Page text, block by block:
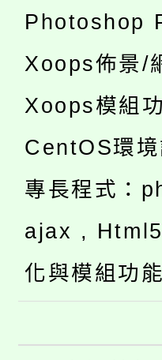
Photoshop
Xoops佈景/
Xoops模組
CentOS環
專長程式：
ajax ,
化與模組功